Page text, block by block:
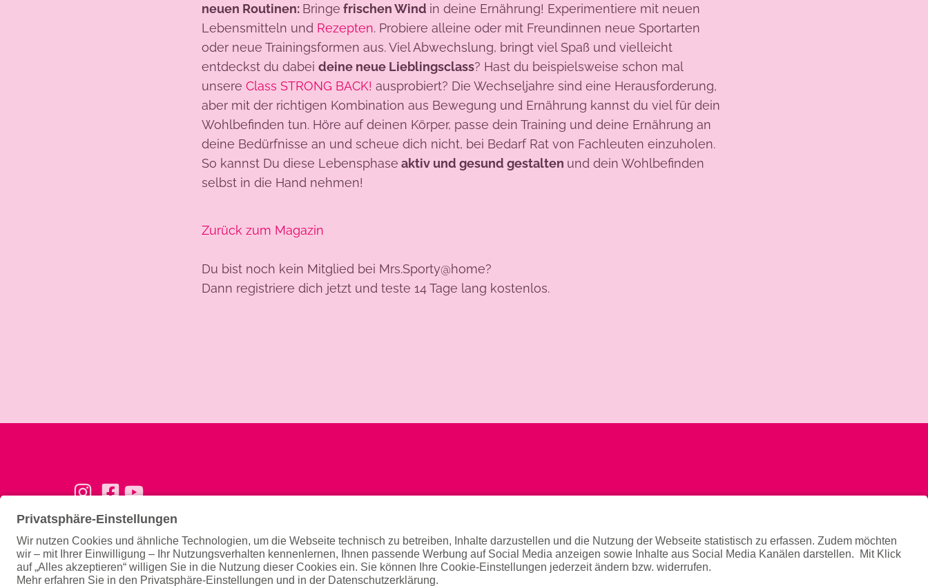
neuen Routinen: Bringe frischen Wind in deine Ernährung! Experimentiere mit neuen
Lebensmitteln und Rezepten. Probiere alleine oder mit Freundinnen neue Sportarten
oder neue Trainingsformen aus. Viel Abwechslung, bringt viel Spaß und vielleicht
entdeckst du dabei deine neue Lieblingsclass? Hast du beispielsweise schon mal
unsere Class STRONG BACK! ausprobiert? Die Wechseljahre sind eine Herausforderung,
aber mit der richtigen Kombination aus Bewegung und Ernährung kannst du viel für dein
Wohlbefinden tun. Höre auf deinen Körper, passe dein Training und deine Ernährung an
deine Bedürfnisse an und scheue dich nicht, bei Bedarf Rat von Fachleuten einzuholen.
So kannst Du diese Lebensphase aktiv und gesund gestalten und dein Wohlbefinden
selbst in die Hand nehmen!
Zurück zum Magazin
Du bist noch kein Mitglied bei Mrs.Sporty@home?
Dann registriere dich jetzt und teste 14 Tage lang kostenlos.
Basics
Konzept
Trainingsphilosophie
Ernährung & Tipps
Ernährung
Magazin
Allgemeines
Hilfe & Kontakt
News
Newsletter